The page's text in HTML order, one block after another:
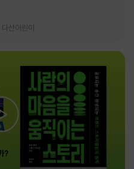
다산어린이